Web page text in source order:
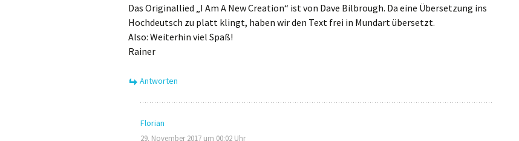
Das Originallied „I Am A New Creation“ ist von Dave Bilbrough. Da eine Übersetzung ins
Hochdeutsch zu platt klingt, haben wir den Text frei in Mundart übersetzt.
Also: Weiterhin viel Spaß!
Rainer
Antworten
Florian
29. November 2017 um 00:02 Uhr